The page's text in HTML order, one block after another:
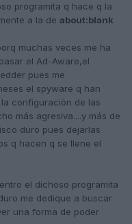
programita q hace q la
a la de about:blank
muchas veces me ha
el Ad-Aware,el
pues me
el spyware q han
configuración de las
más agresiva....y más de
duro pues dejarlas
q hacen q se llene el
el dichoso programita
me dedique a buscar
una forma de poder